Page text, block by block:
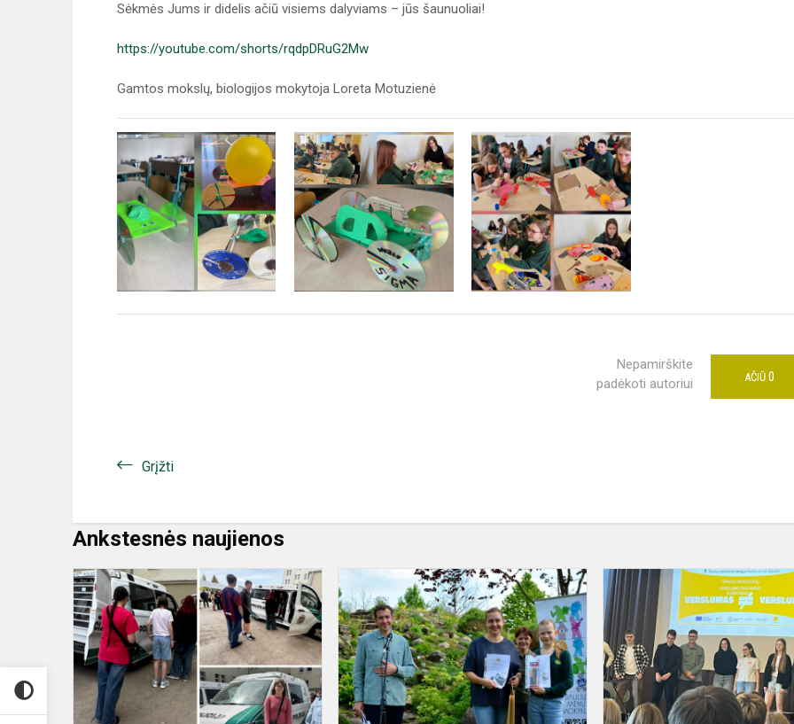
Sėkmės Jums ir didelis ačiū visiems dalyviams – jūs šaunuoliai!
https://youtube.com/shorts/rqdpDRuG2Mw
Gamtos mokslų, biologijos mokytoja Loreta Motuzienė
Nepamirškite
padėkoti autoriui
AČIŪ 0
Grįžti
Ankstesnės naujienos